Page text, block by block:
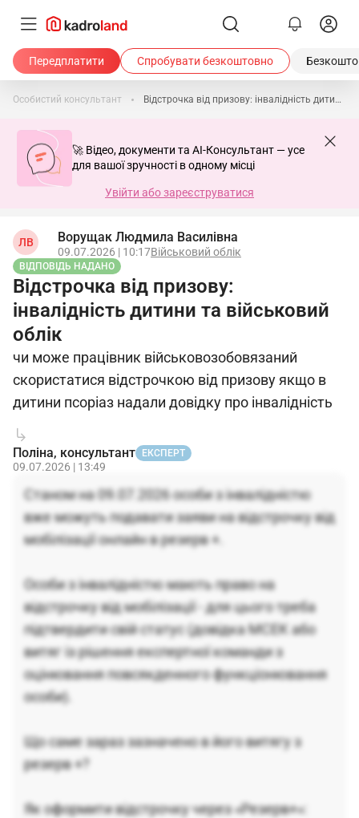
Передплатити Спробувати безкоштовно
Особистий консультант Відстрочка від призову: інвалідність дитини та військовий облік
🚀 Відео, документи та AI-Консультант — усе
для вашої зручності в одному місці
Увійти або зареєструватися
ЛВ Ворущак Людмила Василівна
09.07.2026 | 10:17Військовий облік
ВІДПОВІДЬ НАДАНО
Відстрочка від призову:
інвалідність дитини та військовий
облік
чи може працівник військовозобовязаний
скористатися відстрочкою від призову якщо в
дитини псоріаз надали довідку про інвалідність
Поліна, консультант ЕКСПЕРТ
09.07.2026 | 13:49
Станом на 09.07.2026 особи з інвалідністю
вже можуть подавати заяви на відстрочку від
мобілізації онлайн в резерв +.
Особи з інвалідністю мають право на
відстрочку від мобілізації - для цього треба
підтвердити свій статус (довідка МСЕК або
витяг із рішення експертної команди з
оцінювання повсякденного функціонювання
особи).
Що саме зараз зазначено в його витягу з
резерв +?
Як оформити відстрочку через «Резерв+»: